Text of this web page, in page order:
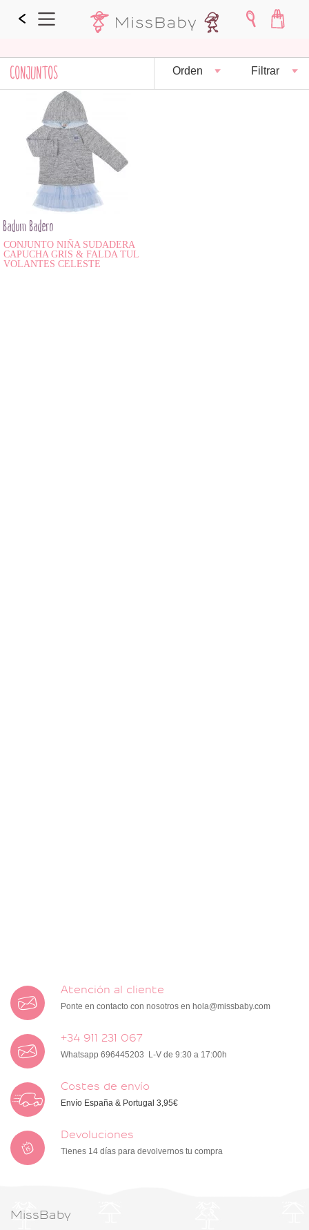
CONJUNTOS Orden Filtrar
Badum Badero
CONJUNTO NIÑA SUDADERA
CAPUCHA GRIS & FALDA TUL
VOLANTES CELESTE
Atención al cliente
Ponte en contacto con nosotros en hola@missbaby.com
+34 911 231 067
Whatsapp 696445203 L-V de 9:30 a 17:00h
Costes de envío
Envío España & Portugal 3,95€
Devoluciones
Tienes 14 días para devolvernos tu compra
MissBaby